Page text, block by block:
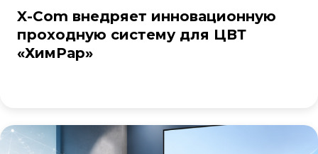
X-Com внедряет инновационную
проходную систему для ЦВТ
«ХимРар»